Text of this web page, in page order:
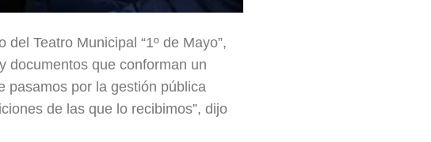
Teatro Municipal “1º de Mayo”,
documentos que conforman un
pasamos por la gestión pública
de las que lo recibimos”, dijo